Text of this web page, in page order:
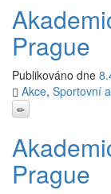
Prague
Publikováno dne
Akce, Sportovní
Prague